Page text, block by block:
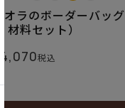
ビオラのボーダーバッ
物 材料セット）
4,070税込